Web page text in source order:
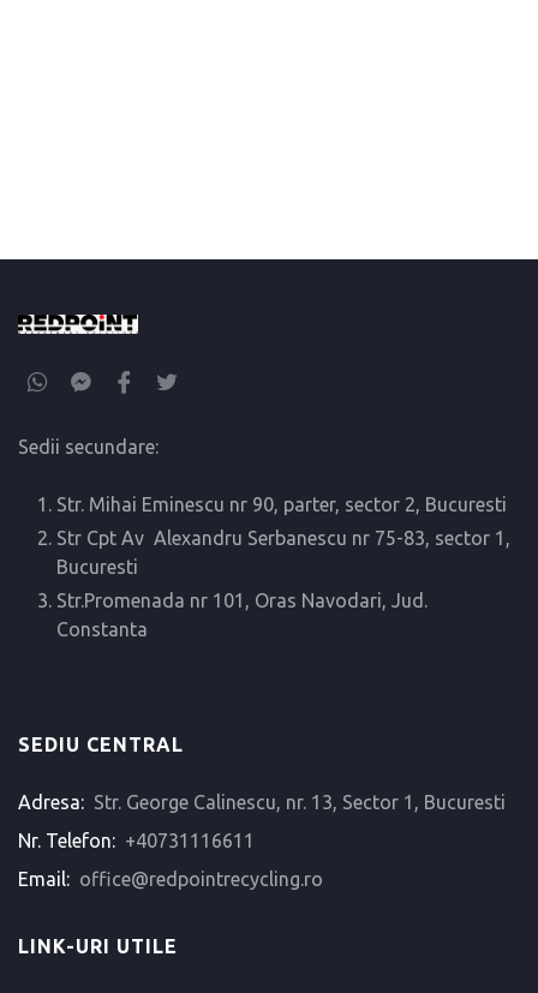
Sedii secundare:
Str. Mihai Eminescu nr 90, parter, sector 2, Bucuresti
Str Cpt Av Alexandru Serbanescu nr 75-83, sector 1,
Bucuresti
Str.Promenada nr 101, Oras Navodari, Jud.
Constanta
SEDIU CENTRAL
Adresa: Str. George Calinescu, nr. 13, Sector 1, Bucuresti
Nr. Telefon: +40731116611
Email: office@redpointrecycling.ro
LINK-URI UTILE